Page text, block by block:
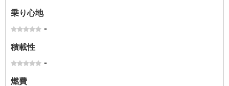
乗り心地
-
積載性
-
燃費